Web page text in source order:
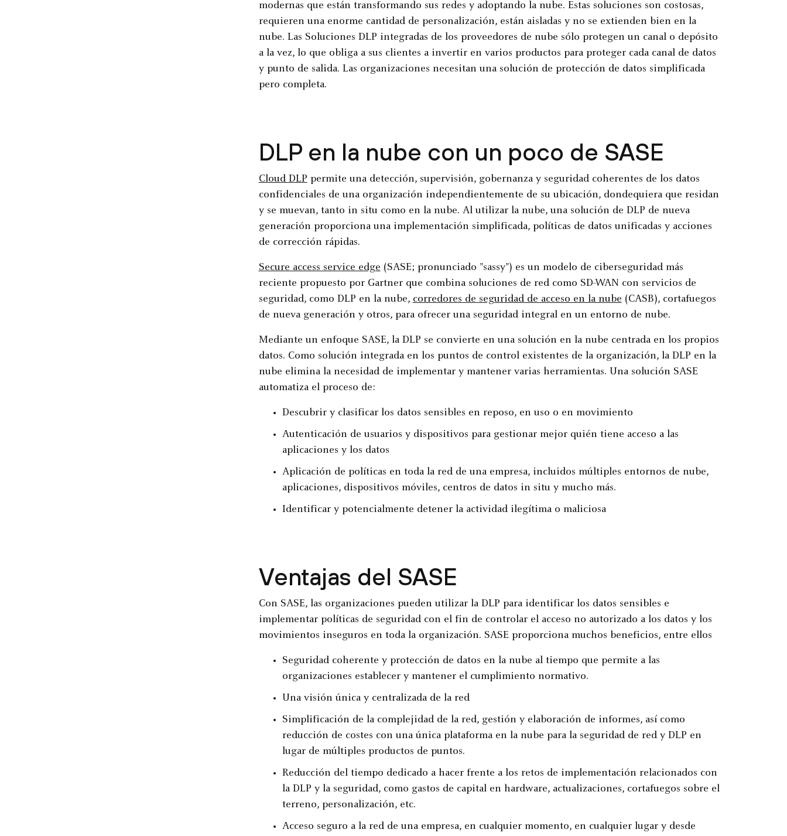
modernas que están transformando sus redes y adoptando la nube. Estas soluciones son costosas,
requieren una enorme cantidad de personalización, están aisladas y no se extienden bien en la
nube. Las Soluciones DLP integradas de los proveedores de nube sólo protegen un canal o depósito
a la vez, lo que obliga a sus clientes a invertir en varios productos para proteger cada canal de datos
y punto de salida. Las organizaciones necesitan una solución de protección de datos simplificada
pero completa.
DLP en la nube con un poco de SASE
Cloud DLP permite una detección, supervisión, gobernanza y seguridad coherentes de los datos
confidenciales de una organización independientemente de su ubicación, dondequiera que residan
y se muevan, tanto in situ como en la nube. Al utilizar la nube, una solución de DLP de nueva
generación proporciona una implementación simplificada, políticas de datos unificadas y acciones
de corrección rápidas.
Secure access service edge (SASE; pronunciado "sassy") es un modelo de ciberseguridad más
reciente propuesto por Gartner que combina soluciones de red como SD-WAN con servicios de
seguridad, como DLP en la nube, corredores de seguridad de acceso en la nube (CASB), cortafuegos
de nueva generación y otros, para ofrecer una seguridad integral en un entorno de nube.
Mediante un enfoque SASE, la DLP se convierte en una solución en la nube centrada en los propios
datos. Como solución integrada en los puntos de control existentes de la organización, la DLP en la
nube elimina la necesidad de implementar y mantener varias herramientas. Una solución SASE
automatiza el proceso de:
Descubrir y clasificar los datos sensibles en reposo, en uso o en movimiento
Autenticación de usuarios y dispositivos para gestionar mejor quién tiene acceso a las
aplicaciones y los datos
Aplicación de políticas en toda la red de una empresa, incluidos múltiples entornos de nube,
aplicaciones, dispositivos móviles, centros de datos in situ y mucho más.
Identificar y potencialmente detener la actividad ilegítima o maliciosa
Ventajas del SASE
Con SASE, las organizaciones pueden utilizar la DLP para identificar los datos sensibles e
implementar políticas de seguridad con el fin de controlar el acceso no autorizado a los datos y los
movimientos inseguros en toda la organización. SASE proporciona muchos beneficios, entre ellos
Seguridad coherente y protección de datos en la nube al tiempo que permite a las
organizaciones establecer y mantener el cumplimiento normativo.
Una visión única y centralizada de la red
Simplificación de la complejidad de la red, gestión y elaboración de informes, así como
reducción de costes con una única plataforma en la nube para la seguridad de red y DLP en
lugar de múltiples productos de puntos.
Reducción del tiempo dedicado a hacer frente a los retos de implementación relacionados con
la DLP y la seguridad, como gastos de capital en hardware, actualizaciones, cortafuegos sobre el
terreno, personalización, etc.
Acceso seguro a la red de una empresa, en cualquier momento, en cualquier lugar y desde